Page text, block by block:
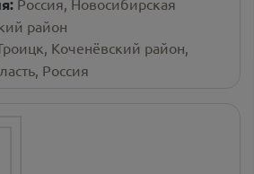
район
Коченёвский район,
Россия